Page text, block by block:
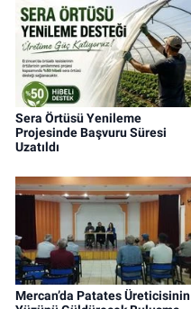
Sera Örtüsü Yenileme
Projesinde Başvuru Süresi
Uzatıldı
Mercan’da Patates Üreticisinin